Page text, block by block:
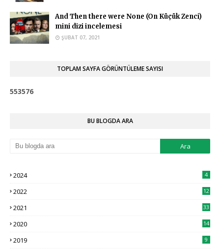
And Then there were None (On Küçük Zenci)
mini dizi incelemesi
ŞUBAT 07, 2021
TOPLAM SAYFA GÖRÜNTÜLEME SAYISI
553576
BU BLOGDA ARA
2024 4
2022 12
2021 33
2020 14
2019 9